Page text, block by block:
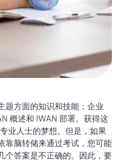
题方面的知识和技能：企业
概述和 IWAN 部署。获得这
业人士的梦想。但是，如果
靠脑转储来通过考试，您可能
个答案是不正确的。因此，要